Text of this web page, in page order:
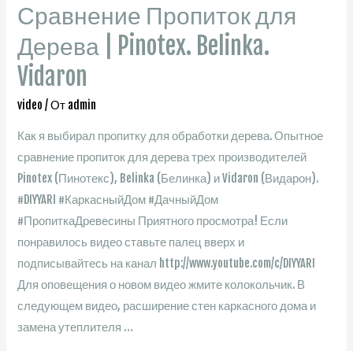
Сравнение Пропиток для
Дерева | Pinotex. Belinka.
Vidaron
video / От admin
Как я выбирал пропитку для обработки дерева. Опытное
сравнение пропиток для дерева трех производителей
Pinotex (Пинотекс), Belinka (Белинка) и Vidaron (Видарон).
#DIYYARI #КаркасныйДом #ДачныйДом
#ПропиткаДревесины Приятного просмотра! Если
понравилось видео ставьте палец вверх и
подписывайтесь на канал http://www.youtube.com/c/DIYYARI
Для оповещения о новом видео жмите колокольчик. В
следующем видео, расширение стен каркасного дома и
замена утеплителя …